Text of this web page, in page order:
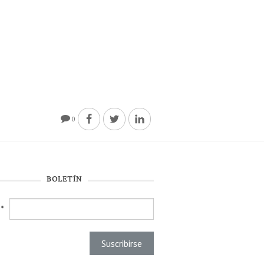
0
BOLETÍN
*